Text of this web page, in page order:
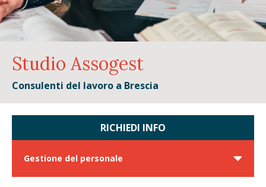
Studio Assogest
Consulenti del lavoro a Brescia
RICHIEDI INFO
Gestione del personale